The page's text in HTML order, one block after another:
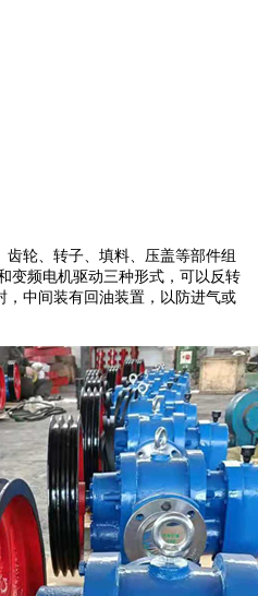
轮、转子、填料、压盖等部件组
变频电机驱动三种形式，可以反转
中间装有回油装置，以防进气或